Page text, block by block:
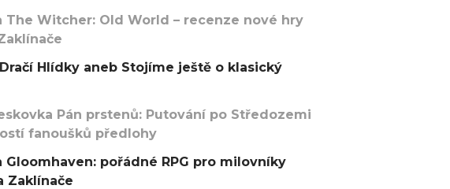
The Witcher: Old World – recenze nové hry
Hlídky aneb Stojíme ještě o klasický
Pán prstenů: Putování po Středozemi
fanoušků předlohy
Gloomhaven: pořádné RPG pro milovníky
Zaklínače